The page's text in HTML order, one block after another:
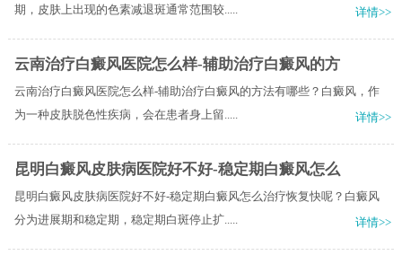
期，皮肤上出现的色素减退斑通常范围较.....
详情>>
云南治疗白癜风医院怎么样-辅助治疗白癜风的方
云南治疗白癜风医院怎么样-辅助治疗白癜风的方法有哪些？白癜风，作
为一种皮肤脱色性疾病，会在患者身上留.....
详情>>
昆明白癜风皮肤病医院好不好-稳定期白癜风怎么
昆明白癜风皮肤病医院好不好-稳定期白癜风怎么治疗恢复快呢？白癜风
分为进展期和稳定期，稳定期白斑停止扩.....
详情>>